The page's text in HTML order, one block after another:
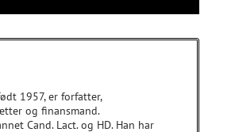
1957, er forfatter,
og finansmand.
Cand. Lact. og HD. Han har